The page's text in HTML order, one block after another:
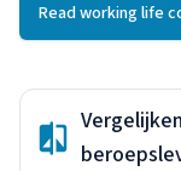
Read working life